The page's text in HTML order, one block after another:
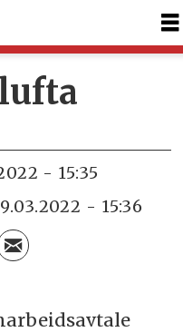
- 15:35
- 15:36